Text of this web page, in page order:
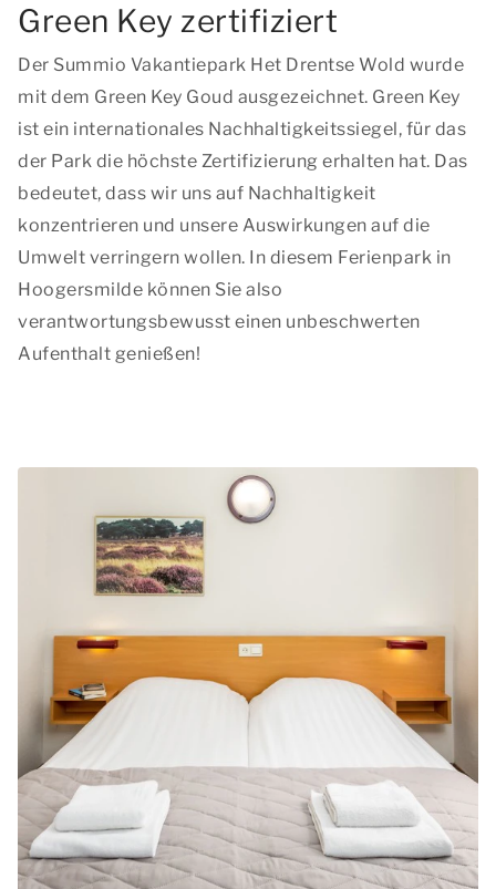
Green Key zertifiziert
Der Summio Vakantiepark Het Drentse Wold wurde
mit dem Green Key Goud ausgezeichnet. Green Key
ist ein internationales Nachhaltigkeitssiegel, für das
der Park die höchste Zertifizierung erhalten hat. Das
bedeutet, dass wir uns auf Nachhaltigkeit
konzentrieren und unsere Auswirkungen auf die
Umwelt verringern wollen. In diesem Ferienpark in
Hoogersmilde können Sie also
verantwortungsbewusst einen unbeschwerten
Aufenthalt genießen!